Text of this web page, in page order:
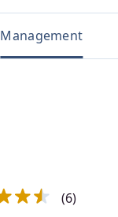
Management
(6)